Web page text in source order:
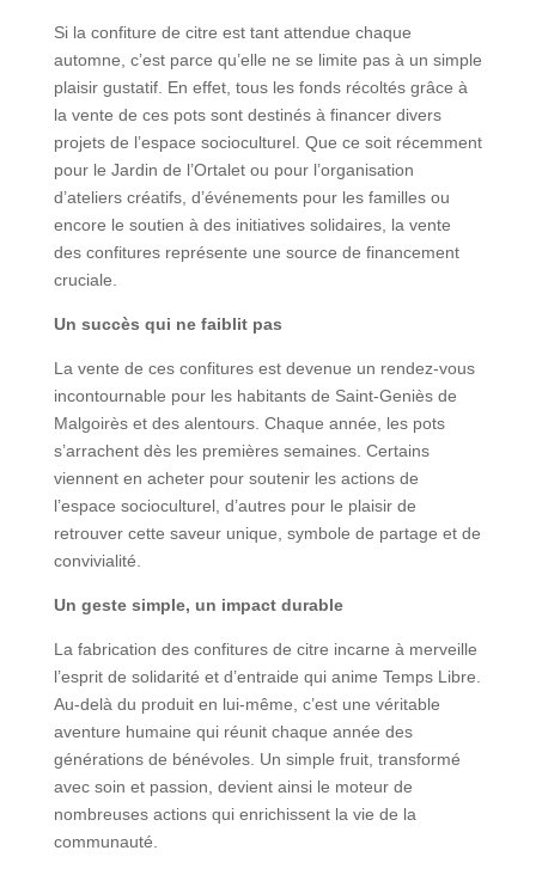
Si la confiture de citre est tant attendue chaque
automne, c’est parce qu’elle ne se limite pas à un simple
plaisir gustatif. En effet, tous les fonds récoltés grâce à
la vente de ces pots sont destinés à financer divers
projets de l’espace socioculturel. Que ce soit récemment
pour le Jardin de l’Ortalet ou pour l’organisation
d’ateliers créatifs, d’événements pour les familles ou
encore le soutien à des initiatives solidaires, la vente
des confitures représente une source de financement
cruciale.
Un succès qui ne faiblit pas
La vente de ces confitures est devenue un rendez-vous
incontournable pour les habitants de Saint-Geniès de
Malgoirès et des alentours. Chaque année, les pots
s’arrachent dès les premières semaines. Certains
viennent en acheter pour soutenir les actions de
l’espace socioculturel, d’autres pour le plaisir de
retrouver cette saveur unique, symbole de partage et de
convivialité.
Un geste simple, un impact durable
La fabrication des confitures de citre incarne à merveille
l’esprit de solidarité et d’entraide qui anime Temps Libre.
Au-delà du produit en lui-même, c’est une véritable
aventure humaine qui réunit chaque année des
générations de bénévoles. Un simple fruit, transformé
avec soin et passion, devient ainsi le moteur de
nombreuses actions qui enrichissent la vie de la
communauté.